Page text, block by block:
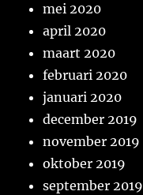
mei 2020
april 2020
maart 2020
februari 2020
januari 2020
december 2019
november 2019
oktober 2019
september 2019